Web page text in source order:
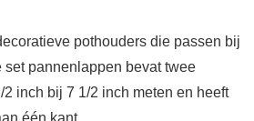
pothouders die passen bij
set pannenlappen bevat twee
inch bij 7 1/2 inch meten en heeft
één kant.